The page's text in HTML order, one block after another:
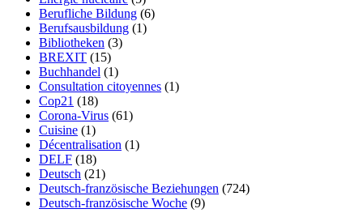
Berufliche Bildung (6)
Berufsausbildung (1)
Bibliotheken (3)
BREXIT (15)
Buchhandel (1)
Consultation citoyennes (1)
Cop21 (18)
Corona-Virus (61)
Cuisine (1)
Décentralisation (1)
DELF (18)
Deutsch (21)
Deutsch-französische Beziehungen (724)
Deutsch-französische Woche (9)